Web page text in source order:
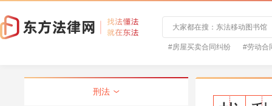
#房屋买卖合同纠纷 #劳动合
刑法